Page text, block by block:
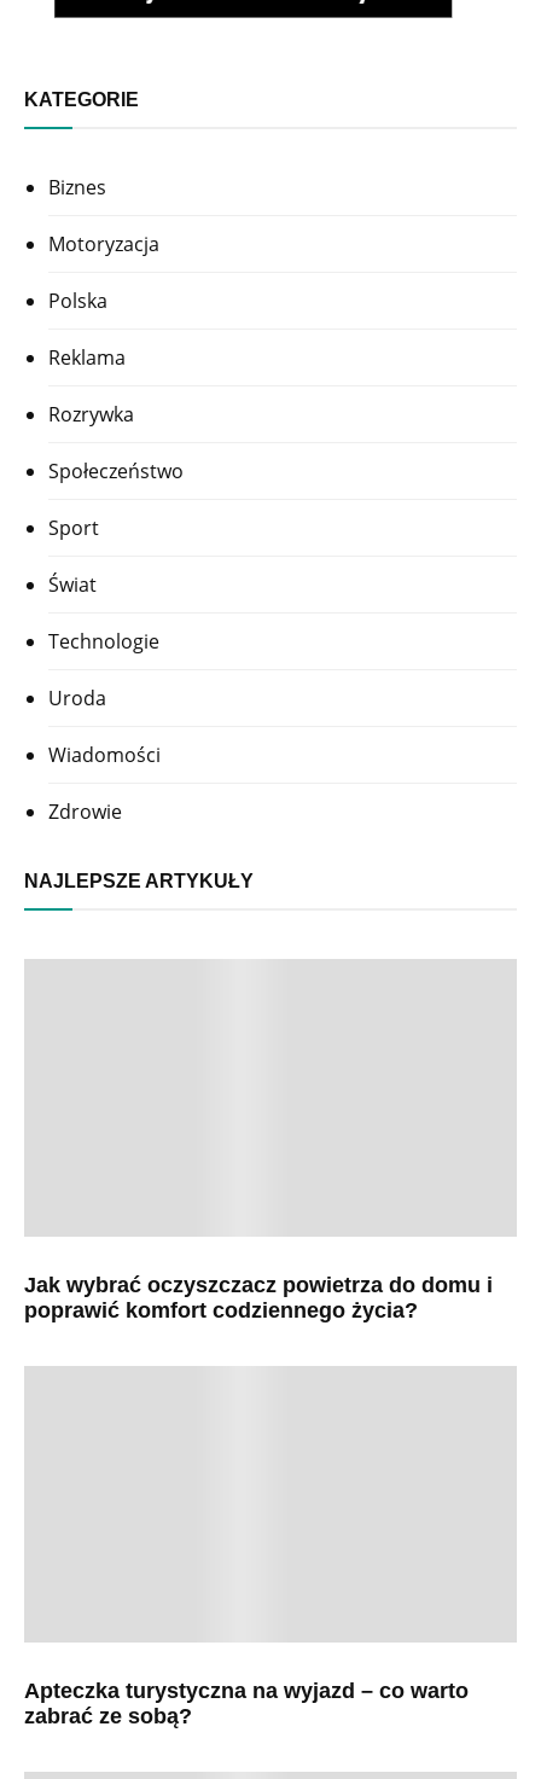
KATEGORIE
Biznes
Motoryzacja
Polska
Reklama
Rozrywka
Społeczeństwo
Sport
Świat
Technologie
Uroda
Wiadomości
Zdrowie
NAJLEPSZE ARTYKUŁY
Jak wybrać oczyszczacz powietrza do domu i
poprawić komfort codziennego życia?
Apteczka turystyczna na wyjazd – co warto
zabrać ze sobą?